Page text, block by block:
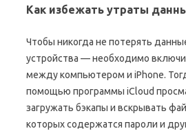
Как избежать утраты
Чтобы никогда не потерять
устройства — необходимо
между компьютером и iPhone.
помощью программы iCloud
загружать бэкапы и вскрывать
которых содержатся пароли и